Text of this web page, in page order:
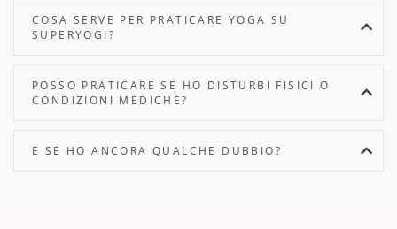
COSA SERVE PER PRATICARE YOGA SU
SUPERYOGI?
POSSO PRATICARE SE HO DISTURBI FISICI O
CONDIZIONI MEDICHE?
E SE HO ANCORA QUALCHE DUBBIO?